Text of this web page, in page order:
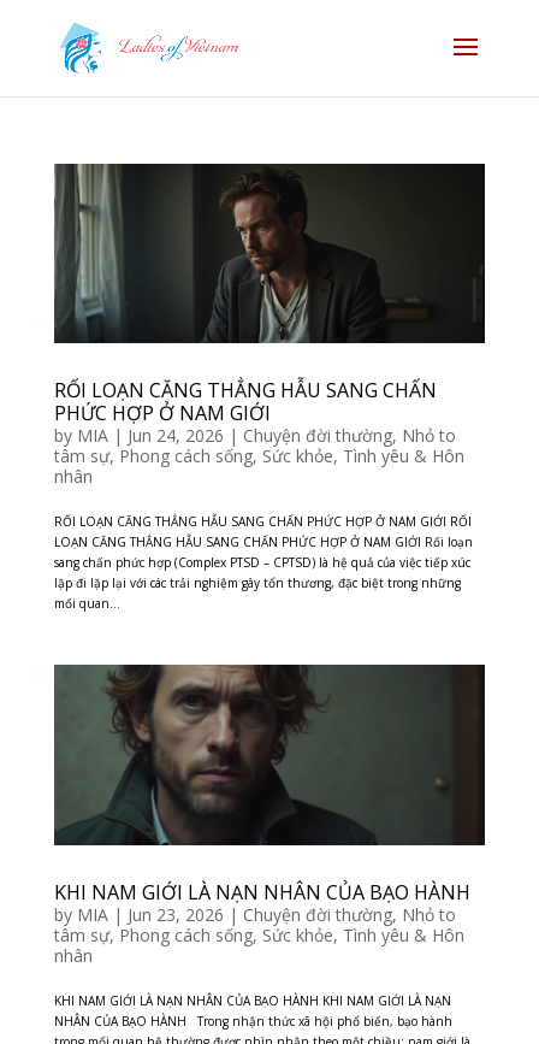
RỐI LOẠN CĂNG THẲNG HẪU SANG CHẤN
PHỨC HỢP Ở NAM GIỚI
by MIA| Jun 24, 2026 | Chuyện đời thường, Nhỏ to
tâm sự, Phong cách sống, Sức khỏe, Tình yêu & Hôn
nhân
RỐI LOẠN CĂNG THẲNG HẪU SANG CHẤN PHỨC HỢP Ở NAM GIỚI RỐI
LOẠN CĂNG THẲNG HẪU SANG CHẤN PHỨC HỢP Ở NAM GIỚI Rối loạn
sang chấn phức hợp (Complex PTSD – CPTSD) là hệ quả của việc tiếp xúc
lặp đi lặp lại với các trải nghiệm gây tổn thương, đặc biệt trong những
mối quan...
KHI NAM GIỚI LÀ NẠN NHÂN CỦA BẠO HÀNH
by MIA| Jun 23, 2026 | Chuyện đời thường, Nhỏ to
tâm sự, Phong cách sống, Sức khỏe, Tình yêu & Hôn
nhân
KHI NAM GIỚI LÀ NẠN NHÂN CỦA BẠO HÀNH KHI NAM GIỚI LÀ NẠN
NHÂN CỦA BẠO HÀNH Trong nhận thức xã hội phổ biến, bạo hành